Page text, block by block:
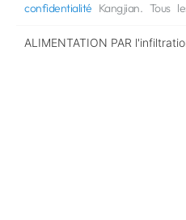
confidentialité Kangjian. Tous
ALIMENTATION PAR